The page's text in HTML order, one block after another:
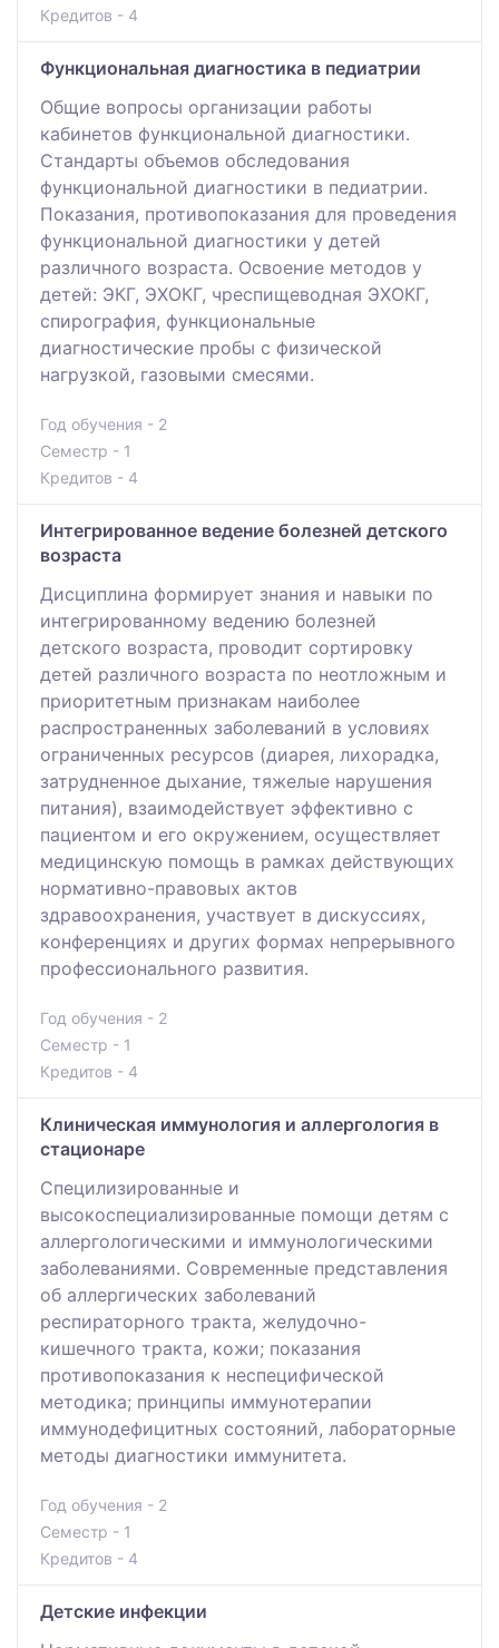
Кредитов - 4
Функциональная диагностика в педиатрии
Общие вопросы организации работы
кабинетов функциональной диагностики.
Стандарты объемов обследования
функциональной диагностики в педиатрии.
Показания, противопоказания для проведения
функциональной диагностики у детей
различного возраста. Освоение методов у
детей: ЭКГ, ЭХОКГ, чреспищеводная ЭХОКГ,
спирография, функциональные
диагностические пробы с физической
нагрузкой, газовыми смесями.
Год обучения - 2
Семестр - 1
Кредитов - 4
Интегрированное ведение болезней детского
возраста
Дисциплина формирует знания и навыки по
интегрированному ведению болезней
детского возраста, проводит сортировку
детей различного возраста по неотложным и
приоритетным признакам наиболее
распространенных заболеваний в условиях
ограниченных ресурсов (диарея, лихорадка,
затрудненное дыхание, тяжелые нарушения
питания), взаимодействует эффективно с
пациентом и его окружением, осуществляет
медицинскую помощь в рамках действующих
нормативно-правовых актов
здравоохранения, участвует в дискуссиях,
конференциях и других формах непрерывного
профессионального развития.
Год обучения - 2
Семестр - 1
Кредитов - 4
Клиническая иммунология и аллергология в
стационаре
Специлизированные и
высокоспециализированные помощи детям с
аллергологическими и иммунологическими
заболеваниями. Современные представления
об аллергических заболеваний
респираторного тракта, желудочно-
кишечного тракта, кожи; показания
противопоказания к неспецифической
методика; принципы иммунотерапии
иммунодефицитных состояний, лабораторные
методы диагностики иммунитета.
Год обучения - 2
Семестр - 1
Кредитов - 4
Детские инфекции